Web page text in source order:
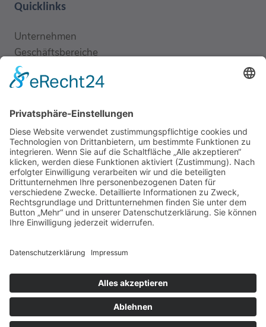
Quicklinks
Unternehmen
Geschäftsbereiche
Mieter, Eigentümer, Verwaltungen
Bauträger und Gewerbekunden
Finanzdienstleistungs- oder
Telekommunikationsunternehmen
Bewerbungen
Ausbildungen
vorbehalten.
Webentwicklung: HGD Media
Datenschutz|AGBs